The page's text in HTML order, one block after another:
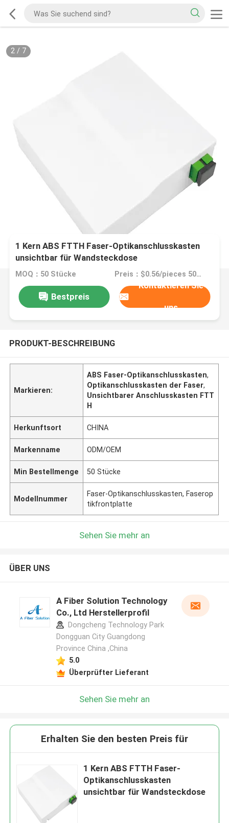
2/ 7
1 Kern ABS FTTH Faser-Optikanschlusskasten
unsichtbar für Wandsteckdose
MOQ：50 Stücke Preis：$0.56/pieces 50-499 pieces
Bestpreis
Kontaktieren Sie
uns
PRODUKT-BESCHREIBUNG
Markieren:
ABS Faser-Optikanschlusskasten,
Optikanschlusskasten der Faser,
Unsichtbarer Anschlusskasten FTT
H
Herkunftsort CHINA
Markenname ODM/OEM
Min Bestellmenge 50 Stücke
Modellnummer
Faser-Optikanschlusskasten, Faserop
tikfrontplatte
Sehen Sie mehr an
ÜBER UNS
A Fiber Solution Technology
Co., Ltd Herstellerprofil
Dongcheng Technology Park
Dongguan City Guangdong
Province China ,China
5.0
Überprüfter Lieferant
Sehen Sie mehr an
Erhalten Sie den besten Preis für
1 Kern ABS FTTH Faser-
Optikanschlusskasten
unsichtbar für Wandsteckdose